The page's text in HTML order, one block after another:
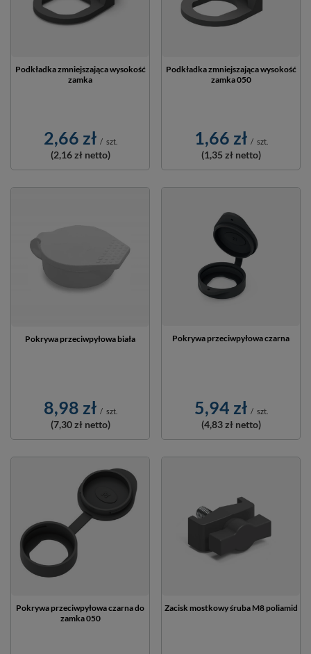
Podkładka zmniejszająca wysokość
zamka
2,66 zł / szt.
(2,16 zł netto)
Podkładka zmniejszająca wysokość
zamka 050
1,66 zł / szt.
(1,35 zł netto)
Pokrywa przeciwpyłowa biała
8,98 zł / szt.
(7,30 zł netto)
Pokrywa przeciwpyłowa czarna
5,94 zł / szt.
(4,83 zł netto)
Pokrywa przeciwpyłowa czarna do
zamka 050
Zacisk mostkowy śruba M8 poliamid